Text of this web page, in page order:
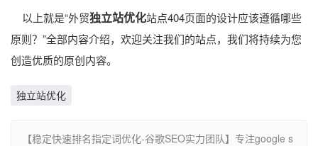
以上就是“外贸独立站优化站点404页面的设计应该遵循哪些
原则？”全部内容介绍，欢迎关注我们的站点，我们将持续为您
创造优质的原创内容。
独立站优化
【稳定快速排名指定词优化-谷歌SEO实力团队】专注google s